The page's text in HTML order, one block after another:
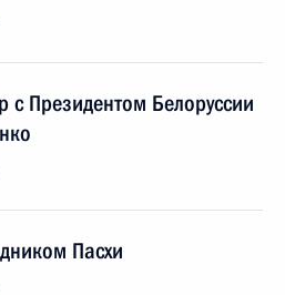
с Президентом Белоруссии
Пасхи